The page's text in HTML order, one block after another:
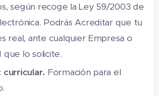
envoltura
extrusión
interactivos
de acotación
según recoge la Ley 59/2003 de
Podrás Acreditar que tu
real, ante cualquier Empresa o
que lo solicite.
curricular. Formación para el